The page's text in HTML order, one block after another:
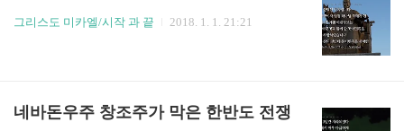
그리스도 미카엘/시작 과 끝 2018. 1. 1. 21:21
네바돈우주 창조주가 막은 한반도 전쟁